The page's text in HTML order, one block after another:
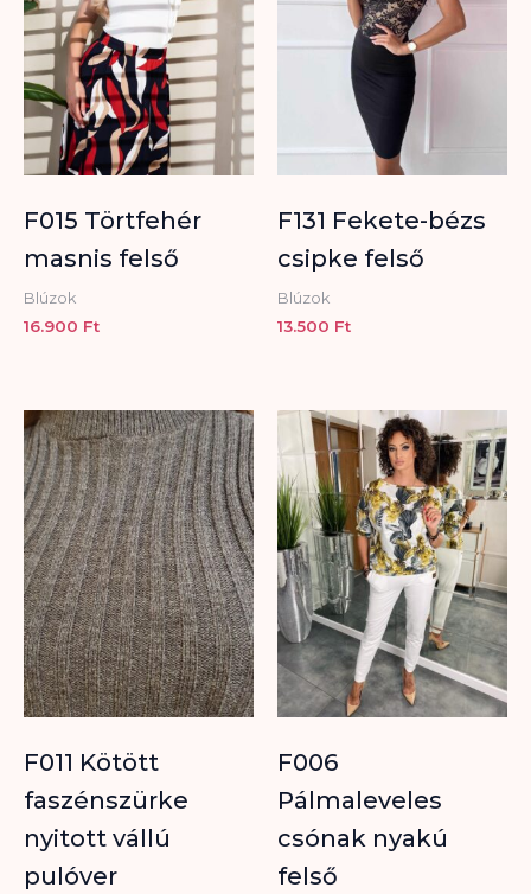
F015 Törtfehér
masnis felső
Blúzok
16.900 Ft
F131 Fekete-bézs
csipke felső
Blúzok
13.500 Ft
F011 Kötött
faszénszürke
nyitott vállú
pulóver
F006
Pálmaleveles
csónak nyakú
felső